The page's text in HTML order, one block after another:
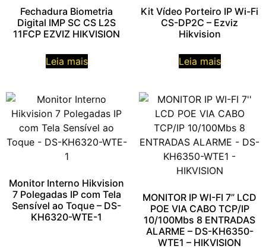
Fechadura Biometria
Digital IMP SC CS L2S
11FCP EZVIZ HIKVISION
Leia mais
Kit Vídeo Porteiro IP Wi-Fi
CS-DP2C – Ezviz
Hikvision
Leia mais
Monitor Interno Hikvision
7 Polegadas IP com Tela
Sensível ao Toque – DS-
KH6320-WTE-1
MONITOR IP WI-FI 7” LCD
POE VIA CABO TCP/IP
10/100Mbs 8 ENTRADAS
ALARME – DS-KH6350-
WTE1 – HIKVISION